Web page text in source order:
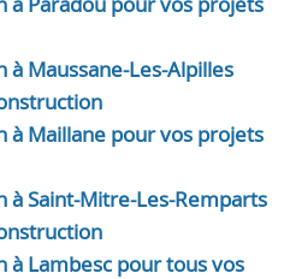
Maussane-Les-Alpilles
à Maillane pour vos projets
Saint-Mitre-Les-Remparts
Lambesc pour tous vos